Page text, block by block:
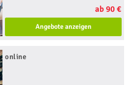
ab 90 €
Angebote anzeigen
online